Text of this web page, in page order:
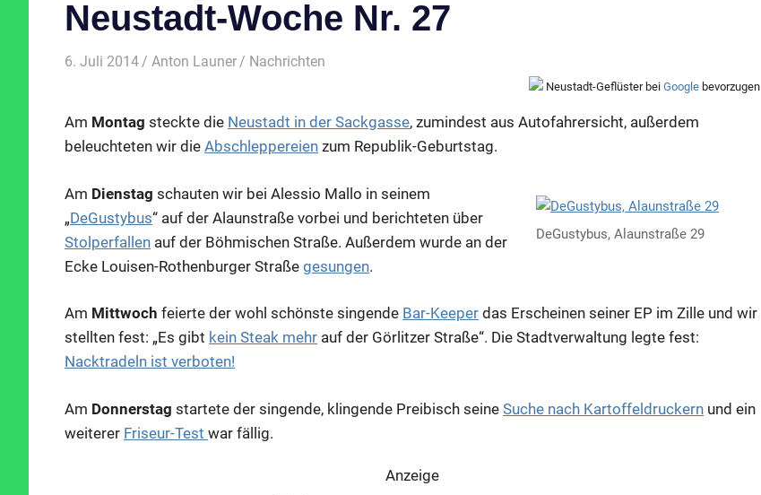
Neustadt-Woche Nr. 27
6. Juli 2014 Anton Launer Nachrichten
Neustadt-Geflüster bei Google bevorzugen
Am Montag steckte die Neustadt in der Sackgasse, zumindest aus Autofahrersicht, außerdem
beleuchteten wir die Abschleppereien zum Republik-Geburtstag.
DeGustybus, Alaunstraße 29
Am Dienstag schauten wir bei Alessio Mallo in seinem
„DeGustybus“ auf der Alaunstraße vorbei und berichteten über
Stolperfallen auf der Böhmischen Straße. Außerdem wurde an der
Ecke Louisen-Rothenburger Straße gesungen.
Am Mittwoch feierte der wohl schönste singende Bar-Keeper das Erscheinen seiner EP im Zille und wir
stellten fest: „Es gibt kein Steak mehr auf der Görlitzer Straße“. Die Stadtverwaltung legte fest:
Nacktradeln ist verboten!
Am Donnerstag startete der singende, klingende Preibisch seine Suche nach Kartoffeldruckern und ein
weiterer Friseur-Test war fällig.
Anzeige